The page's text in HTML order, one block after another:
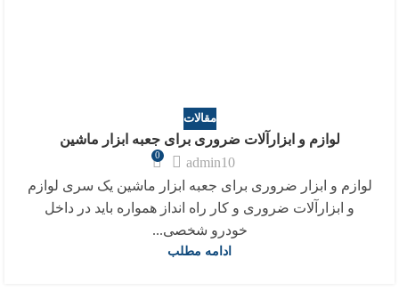
مقالات
لوازم و ابزارآلات ضروری برای جعبه ابزار ماشین
admin10
0
لوازم و ابزار ضروری برای جعبه ابزار ماشین یک سری لوازم
و ابزارآلات ضروری و کار راه انداز همواره باید در داخل
خودرو شخصی...
ادامه مطلب